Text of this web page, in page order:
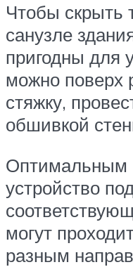
Чтобы скрыть
санузле
пригодны для
можно поверх
стяжку,
обшивкой
Оптимальным
устройство
могут
разным